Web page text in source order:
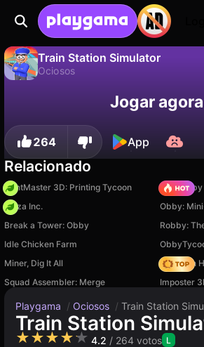
Train Station Simulator
Ociosos
Salve o progresso!Jogar agora
264 App
Relacionado
PrintMaster 3D: Printing Tycoon
Your Obby
Pizza Inc.
Obby:
Break a Tower: Obby
Robby:
Idle Chicken Farm
Miner, Dig It All
My Town
Squad Assembler: Merge
Imposter
Playgama / Ociosos / Train Station
Train Station
★★★★★ 4.2 / 264 votos L